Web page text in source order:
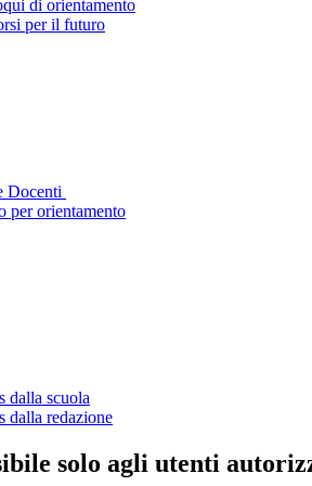
di orientamento
per il futuro
Docenti
per orientamento
dalla scuola
dalla redazione
solo agli utenti